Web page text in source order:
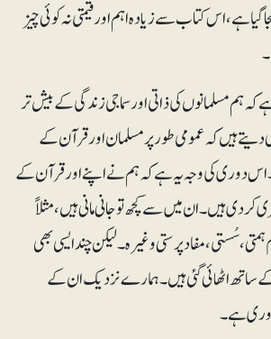
گیاہے، اس کتاب سے زیادہ اہم اور قیمتی نہ کوئی چیز
ہم مسلمانوں کی ذاتی اور سماجی زندگی کے بیش تر
ہیں کہ عمومی طور پر مسلمان اور قرآن کے
دوری کی وجہ یہ ہے کہ ہم نے اپنے اور قرآن کے
دی ہیں۔ ان میں سے کچھ تو جانی مانی ہیں، مثلاً
سُستی، مفاد پرستی وغیرہ۔ لیکن چند ایسی بھی
ساتھ اٹھائی گئی ہیں۔ ہمارے نزدیک ان کے
ہے۔